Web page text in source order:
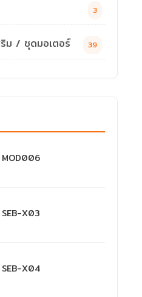
3
ม / ชุดมอเตอร์ 39
MOD006
X03
X04